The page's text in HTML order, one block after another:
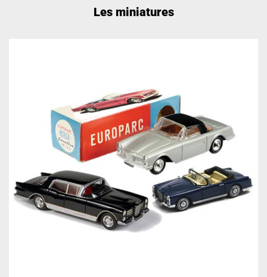
Les miniatures